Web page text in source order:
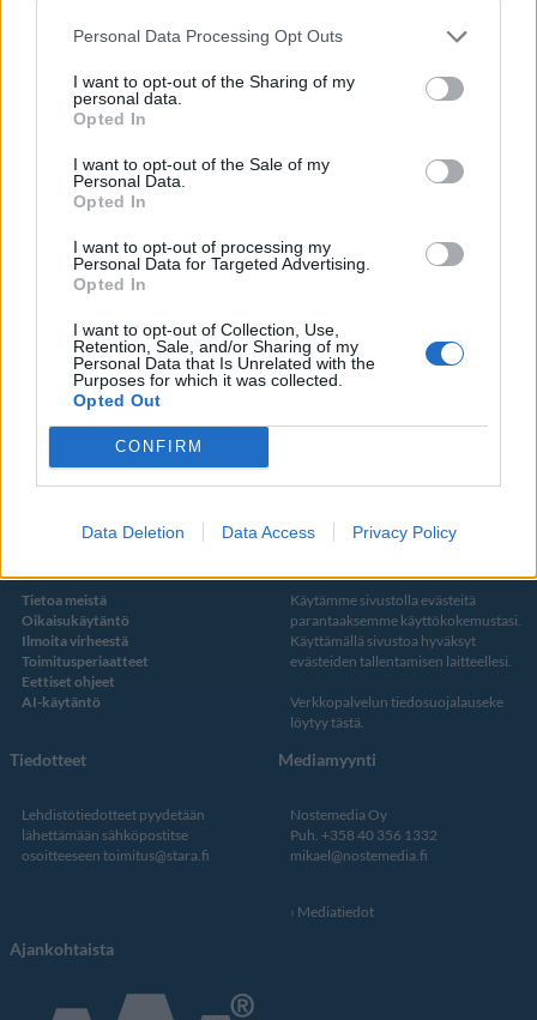
Personal Data Processing Opt Outs
I want to opt-out of the Sharing of my
personal data.
Opted In
I want to opt-out of the Sale of my
Personal Data.
Opted In
I want to opt-out of processing my
Personal Data for Targeted Advertising.
Opted In
I want to opt-out of Collection, Use,
Retention, Sale, and/or Sharing of my
Personal Data that Is Unrelated with the
Purposes for which it was collected.
Opted Out
CONFIRM
Data Deletion Data Access Privacy Policy
Mediatiedot
Päivän Lehti
Lifestyle
Matkailu
Koti & Asuminen
Viihdeuutiset
Digi
Pelit
Some
Facebook
Kustantaja ja toimitus
Tietoa meistä
Oikaisukäytäntö
Ilmoita virheestä
Toimitusperiaatteet
Eettiset ohjeet
AI-käytäntö
Tietosuojalauseke
Käytämme sivustolla evästeitä
parantaaksemme käyttökokemustasi.
Käyttämällä sivustoa hyväksyt
evästeiden tallentamisen laitteellesi.
Verkkopalvelun tiedosuojalauseke
löytyy tästä
Tiedotteet
Lehdistötiedotteet pyydetään
lähettämään sähköpostitse
osoitteeseen toimitus@stara.fi
Mediamyynti
Nostemedia Oy
Puh. +358 40 356 1332
mikael@nostemedia.fi
Mediatiedot
Ajankohtaista